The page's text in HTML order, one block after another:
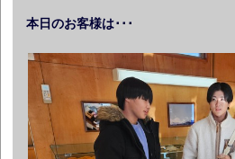
本日のお客様は･･･